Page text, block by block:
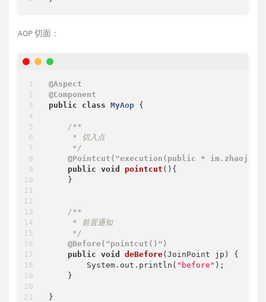
AOP 切面：
@Aspect
@Component
public
class MyAop {
/**
     * 切入点
     */
@Pointcut("execution(public *
public void pointcut () {
    }
/**
     * 前置通知
     */
@Before("pointcut()")
public void deBefore(JoinPoint jp)
{
        System.out.println(
"before" );
    }